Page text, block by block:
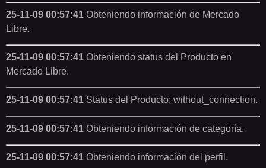
25-11-09 00:57:41 Obteniendo información de Mercado
Libre.
25-11-09 00:57:41 Obteniendo status del Producto en
Mercado Libre.
25-11-09 00:57:41 Status del Producto: without_connection.
25-11-09 00:57:41 Obteniendo información de categoría.
25-11-09 00:57:41 Obteniendo información del perfil.